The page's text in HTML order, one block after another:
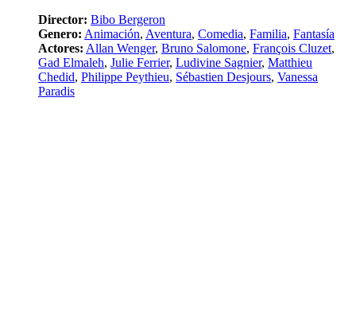
Director: Bibo Bergeron
Genero: Animación, Aventura, Comedia, Familia, Fantasía
Actores: Allan Wenger, Bruno Salomone, François Cluzet,
Gad Elmaleh, Julie Ferrier, Ludivine Sagnier, Matthieu
Chedid, Philippe Peythieu, Sébastien Desjours, Vanessa
Paradis